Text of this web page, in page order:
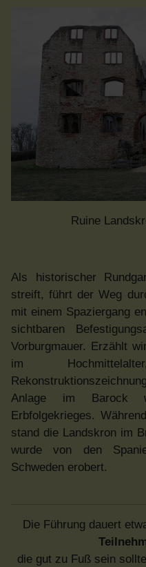
Ruine
Als historischer
streift, führt der Weg
mit einem Spaziergang
sichtbaren
Vorburgmauer. Erzählt
im
Anlage im Barock
Erbfolgekrieges.
stand die Landskron im
wurde von den
Schweden erobert.
Die Führung dauert
die gut zu Fuß sein